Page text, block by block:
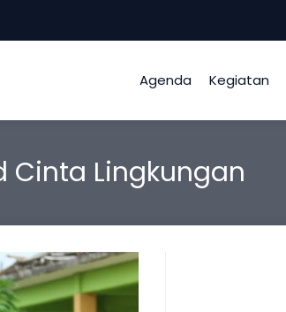
Agenda Kegiatan
Cinta Lingkungan